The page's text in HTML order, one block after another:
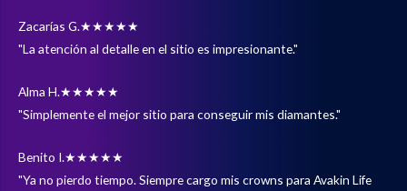
Zacarías G.★★★★★
"La atención al detalle en el sitio es impresionante."
Alma H.★★★★★
"Simplemente el mejor sitio para conseguir mis diamantes."
Benito I.★★★★★
"Ya no pierdo tiempo. Siempre cargo mis crowns para Avakin Life